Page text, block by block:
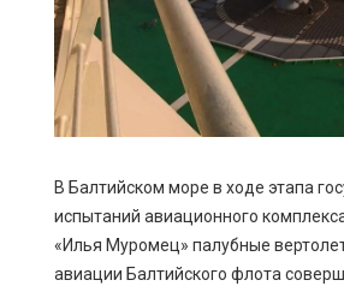
В Балтийском море в ходе этапа
испытаний авиационного
«Илья Муромец» палубные
авиации Балтийского флота